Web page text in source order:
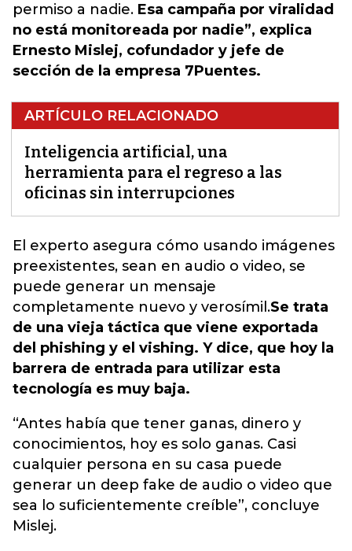
permiso a nadie. Esa campaña por viralidad
no está monitoreada por nadie”, explica
Ernesto Mislej, cofundador y jefe de
sección de la empresa 7Puentes.
ARTÍCULO RELACIONADO
Inteligencia artificial, una
herramienta para el regreso a las
oficinas sin interrupciones
El experto asegura cómo usando imágenes
preexistentes, sean en audio o video, se
puede generar un mensaje
completamente nuevo y verosímil.Se trata
de una vieja táctica que viene exportada
del phishing y el vishing. Y dice, que hoy la
barrera de entrada para utilizar esta
tecnología es muy baja.
“Antes había que tener ganas, dinero y
conocimientos, hoy es solo ganas. Casi
cualquier persona en su casa puede
generar un deep fake de audio o video que
sea lo suficientemente creíble”, concluye
Mislej.